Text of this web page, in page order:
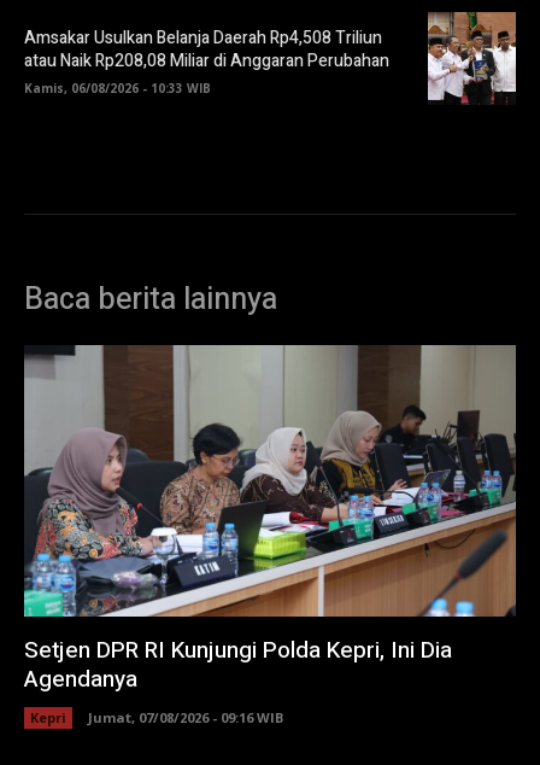
Amsakar Usulkan Belanja Daerah Rp4,508 Triliun
atau Naik Rp208,08 Miliar di Anggaran Perubahan
Kamis, 06/08/2026 - 10:33 WIB
Baca berita lainnya
Setjen DPR RI Kunjungi Polda Kepri, Ini Dia
Agendanya
Kepri Jumat, 07/08/2026 - 09:16 WIB